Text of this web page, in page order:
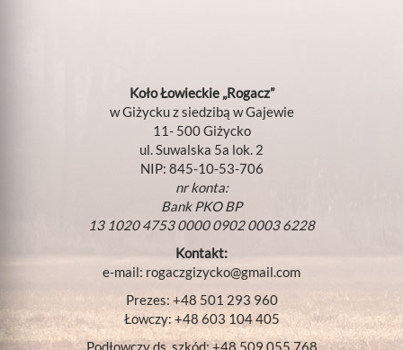
Koło Łowieckie „Rogacz”
w Giżycku z siedzibą w Gajewie
11- 500 Giżycko
ul. Suwalska 5a lok. 2
NIP: 845-10-53-706
nr konta:
Bank PKO BP
13 1020 4753 0000 0902 0003 6228
Kontakt:
e-mail: rogaczgizycko@gmail.com
Prezes: +48 501 293 960
Łowczy: +48 603 104 405